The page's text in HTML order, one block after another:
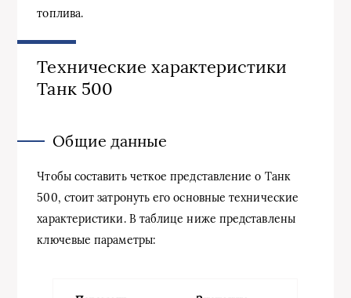
топлива.
Технические характеристики
Танк 500
Общие данные
Чтобы составить четкое представление о Танк
500, стоит затронуть его основные технические
характеристики. В таблице ниже представлены
ключевые параметры: